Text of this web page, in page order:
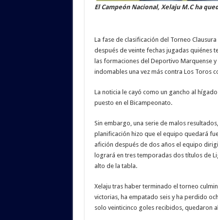
El Campeón Nacional, Xelaju M.C ha
La fase de clasificación del Torneo
después de veinte fechas jugadas
las formaciones del Deportivo Marquense
indomables una vez más contra Los Toros
La noticia le cayó como un gancho al
puesto en el Bicampeonato.
Sin embargo, una serie de malos
planificación hizo que el equipo quedará
afición después de dos años el equipo
logrará en tres temporadas dos títulos de
alto de la tabla.
Xelaju tras haber terminado el torneo
victorias, ha empatado seis y ha perdido
solo veinticinco goles recibidos, quedaron